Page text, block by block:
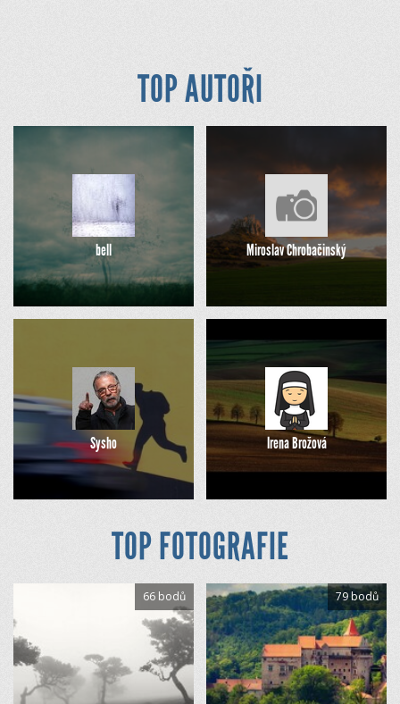
TOP AUTOŘI
bell Miroslav Chrobačinský
Sysho Irena Brožová
TOP FOTOGRAFIE
66 bodů 79 bodů